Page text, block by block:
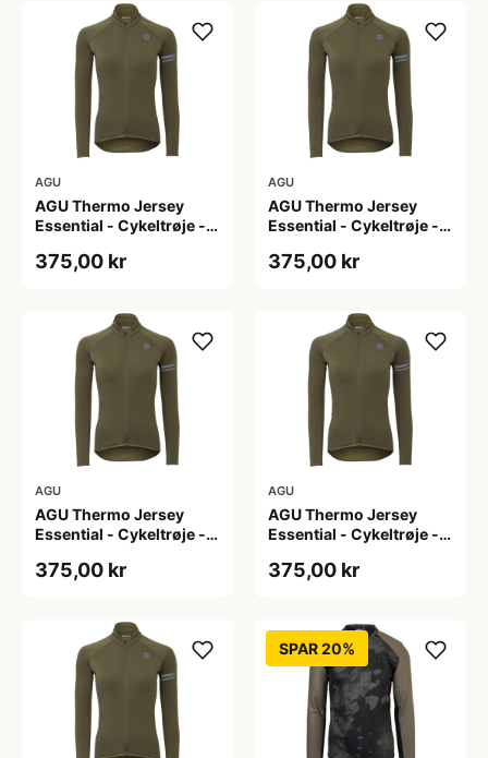
AGU
AGU Thermo Jersey
Essential - Cykeltrøje -
L
375,00 kr
AGU
AGU Thermo Jersey
Essential - Cykeltrøje -
M
375,00 kr
AGU
AGU Thermo Jersey
Essential - Cykeltrøje -
S
375,00 kr
AGU
AGU Thermo Jersey
Essential - Cykeltrøje -
XL
375,00 kr
SPAR 20%